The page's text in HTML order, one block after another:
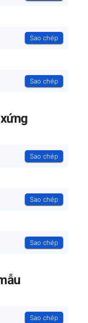
Sao chép
Sao chép
Sao chép
Sao chép
Sao chép
Sao chép